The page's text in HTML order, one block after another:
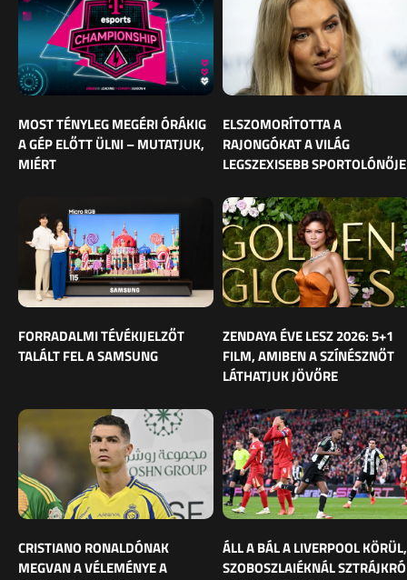
MOST TÉNYLEG MEGÉRI ÓRÁKIG
A GÉP ELŐTT ÜLNI – MUTATJUK,
MIÉRT
ELSZOMORÍTOTTA A
RAJONGÓKAT A VILÁG
LEGSZEXISEBB SPORTOLÓNŐJE
FORRADALMI TÉVÉKIJELZŐT
TALÁLT FEL A SAMSUNG
ZENDAYA ÉVE LESZ 2026: 5+1
FILM, AMIBEN A SZÍNÉSZNŐT
LÁTHATJUK JÖVŐRE
CRISTIANO RONALDÓNAK
MEGVAN A VÉLEMÉNYE A
ÁLL A BÁL A LIVERPOOL KÖRÜL,
SZOBOSZLAIÉKNÁL